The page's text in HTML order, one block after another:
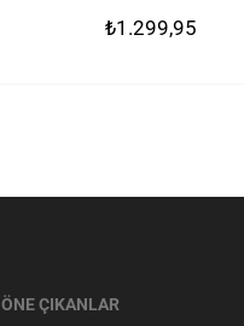
₺1.299,95
ÖNE ÇIKANLAR